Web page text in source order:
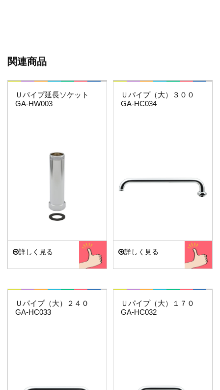
関連商品
これエエやん
Ｕパイプ延長ソケット
GA-HW003
詳しく見る
これエエやん
Ｕパイプ（大）３００
GA-HC034
詳しく見る
これエエやん
Ｕパイプ（大）２４０
GA-HC033
これエエやん
Ｕパイプ（大）１７０
GA-HC032